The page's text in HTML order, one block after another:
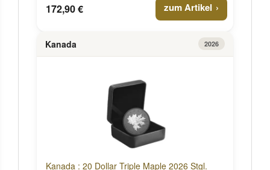
172,90 € zum Artikel
Kanada 2026
Kanada : 20 Dollar Triple Maple 2026 Stgl.